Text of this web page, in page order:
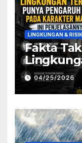
LINGKUNGAN &
Fakta
Karakter
04/25/2026